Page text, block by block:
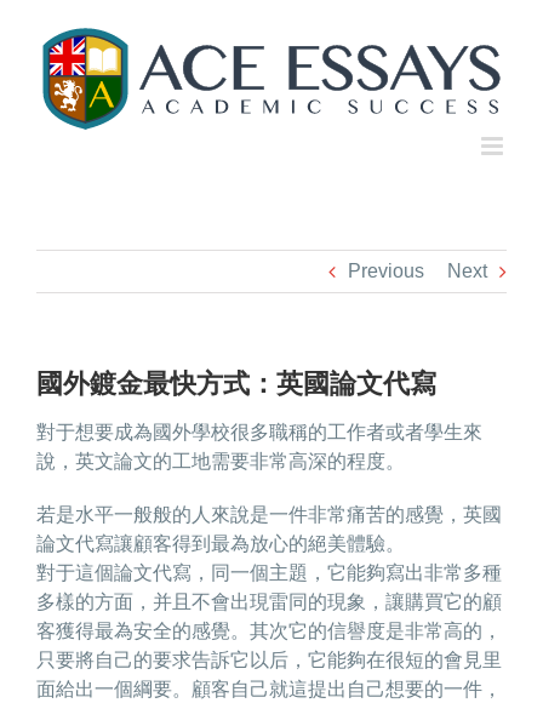
content
Previous Next
國外鍍金最快方式：英國論文代寫
對于想要成為國外學校很多職稱的工作者或者學生來
說，英文論文的工地需要非常高深的程度。
若是水平一般般的人來說是一件非常痛苦的感覺， 英國
論文代寫讓顧客得到最為放心的絕美體驗。
對于這個論文代寫，同一個主題，它能夠寫出非常多種
多樣的方面，并且不會出現雷同的現象，讓購買它的顧
客獲得最為安全的感覺。其次它的信譽度是非常高的，
只要將自己的要求告訴它以后，它能夠在很短的會見里
面給出一個綱要。顧客自己就這提出自己想要的一件，